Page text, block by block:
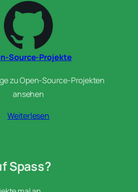
Source-Projekte
zu Open-Source-Projekten
ansehen
Weiterlesen
Spass?